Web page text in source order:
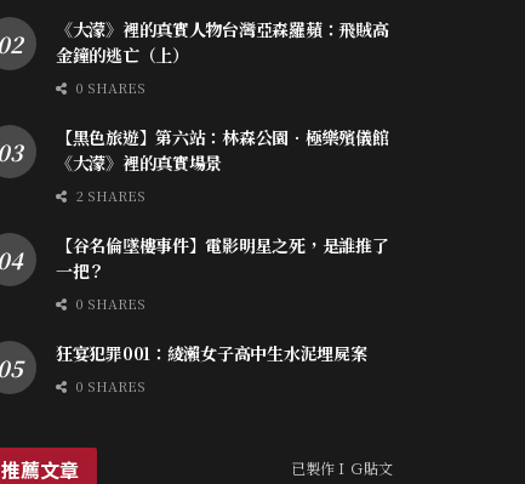
《大濛》裡的真實人物台灣亞森羅蘋：飛賊高
金鐘的逃亡（上）
0 SHARES
【黑色旅遊】第六站：林森公園．極樂殯儀館
《大濛》裡的真實場景
2 SHARES
【谷名倫墜樓事件】電影明星之死，是誰推了
一把？
0 SHARES
狂宴犯罪001：綾瀨女子高中生水泥埋屍案
0 SHARES
推薦文章 已製作ＩＧ貼文